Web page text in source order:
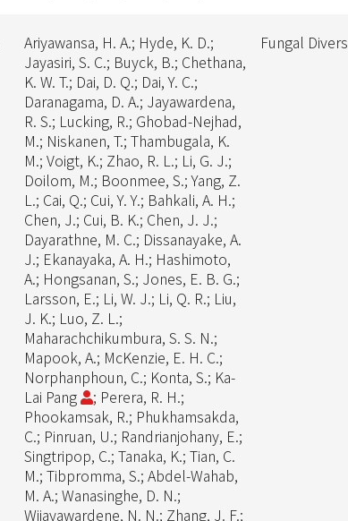
Ariyawansa, H. A.; Hyde, K. D.;
Jayasiri, S. C.; Buyck, B.; Chethana,
K. W. T.; Dai, D. Q.; Dai, Y. C.;
Daranagama, D. A.; Jayawardena,
R. S.; Lucking, R.; Ghobad-Nejhad,
M.; Niskanen, T.; Thambugala, K.
M.; Voigt, K.; Zhao, R. L.; Li, G. J.;
Doilom, M.; Boonmee, S.; Yang, Z.
L.; Cai, Q.; Cui, Y. Y.; Bahkali, A. H.;
Chen, J.; Cui, B. K.; Chen, J. J.;
Dayarathne, M. C.; Dissanayake, A.
J.; Ekanayaka, A. H.; Hashimoto,
A.; Hongsanan, S.; Jones, E. B. G.;
Larsson, E.; Li, W. J.; Li, Q. R.; Liu,
J. K.; Luo, Z. L.;
Maharachchikumbura, S. S. N.;
Mapook, A.; McKenzie, E. H. C.;
Norphanphoun, C.; Konta, S.; Ka-
Lai Pang
; Perera, R. H.;
Phookamsak, R.; Phukhamsakda,
C.; Pinruan, U.; Randrianjohany, E.;
Singtripop, C.; Tanaka, K.; Tian, C.
M.; Tibpromma, S.; Abdel-Wahab,
M. A.; Wanasinghe, D. N.;
Wijayawardene, N. N.; Zhang, J. F.;
Fungal